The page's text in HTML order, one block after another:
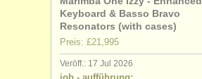
Keyboard & Basso Bravo
Resonators (with cases)
Preis: £21,995
Veröff.: 17 Jul 2026